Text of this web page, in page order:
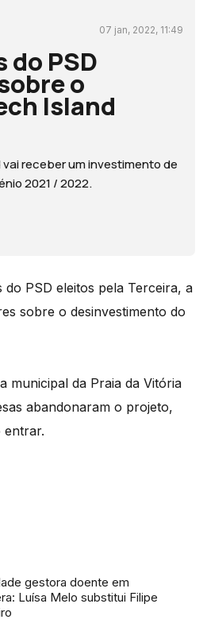
07 jan, 2022, 11:49
do PSD
o
Island
receber um investimento de
2021 / 2022.
do PSD eleitos pela Terceira, a
sobre o desinvestimento do
municipal da Praia da Vitória
abandonaram o projeto,
entrar.
gestora doente em
Luísa Melo substitui Filipe